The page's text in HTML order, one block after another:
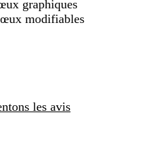
graphiques
modifiables
les avis